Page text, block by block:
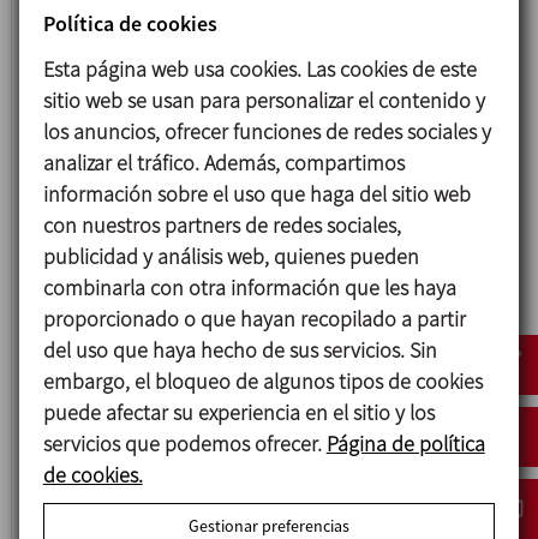
CPG
AGITADOR LATERAL
AGITADOR VERTICAL
Política de cookies
Esta página web usa cookies. Las cookies de este
sitio web se usan para personalizar el contenido y
los anuncios, ofrecer funciones de redes sociales y
analizar el tráfico. Además, compartimos
información sobre el uso que haga del sitio web
con nuestros partners de redes sociales,
publicidad y análisis web, quienes pueden
combinarla con otra información que les haya
proporcionado o que hayan recopilado a partir
del uso que haya hecho de sus servicios. Sin
embargo, el bloqueo de algunos tipos de cookies
puede afectar su experiencia en el sitio y los
servicios que podemos ofrecer. Página de política
de cookies.
Gestionar preferencias